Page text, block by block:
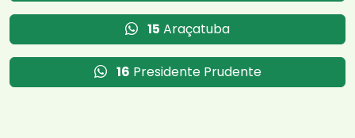
15 Araçatuba
16 Presidente Prudente